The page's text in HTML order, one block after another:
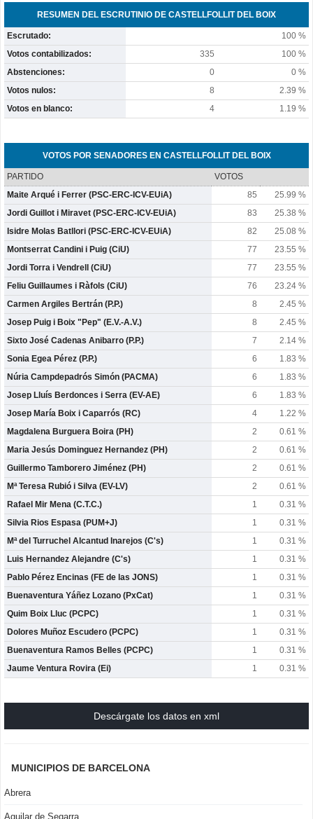
RESUMEN DEL ESCRUTINIO DE CASTELLFOLLIT DEL BOIX
Escrutado:
100 %
Votos contabilizados:
335
100 %
Abstenciones:
0
0 %
Votos nulos:
8
2.39 %
Votos en blanco:
4 1.19 %
VOTOS POR SENADORES EN CASTELLFOLLIT DEL BOIX
PARTIDO
VOTOS
Maite Arqué i Ferrer (PSC-ERC-ICV-EUiA)
85
25.99 %
Jordi Guillot i Miravet (PSC-ERC-ICV-EUiA)
83
25.38 %
Isidre Molas Batllori (PSC-ERC-ICV-EUiA)
82
25.08 %
Montserrat Candini i Puig (CiU)
77
23.55 %
Jordi Torra i Vendrell (CiU)
77
23.55 %
Feliu Guillaumes i Ràfols (CiU)
76
23.24 %
Carmen Argiles Bertrán (P.P.)
8
2.45 %
Josep Puig i Boix "Pep" (E.V.-A.V.)
8
2.45 %
Sixto José Cadenas Anibarro (P.P.)
7
2.14 %
Sonia Egea Pérez (P.P.)
6
1.83 %
Núria Campdepadrós Simón (PACMA)
6
1.83 %
Josep Lluís Berdonces i Serra (EV-AE)
6
1.83 %
Josep María Boix i Caparrós (RC)
4
1.22 %
Magdalena Burguera Boira (PH)
2
0.61 %
Maria Jesús Dominguez Hernandez (PH)
2
0.61 %
Guillermo Tamborero Jiménez (PH)
2
0.61 %
Mª Teresa Rubió i Silva (EV-LV)
2
0.61 %
Rafael Mir Mena (C.T.C.)
1
0.31 %
Silvia Rios Espasa (PUM+J)
1
0.31 %
Mª del Turruchel Alcantud Inarejos (C's)
1
0.31 %
Luis Hernandez Alejandre (C's)
1
0.31 %
Pablo Pérez Encinas (FE de las JONS)
1
0.31 %
Buenaventura Yáñez Lozano (PxCat)
1
0.31 %
Quim Boix Lluc (PCPC)
1
0.31 %
Dolores Muñoz Escudero (PCPC)
1
0.31 %
Buenaventura Ramos Belles (PCPC)
1
0.31 %
Jaume Ventura Rovira (Ei)
1 0.31 %
Descárgate los datos en xml
MUNICIPIOS DE BARCELONA
Abrera
Aguilar de Segarra